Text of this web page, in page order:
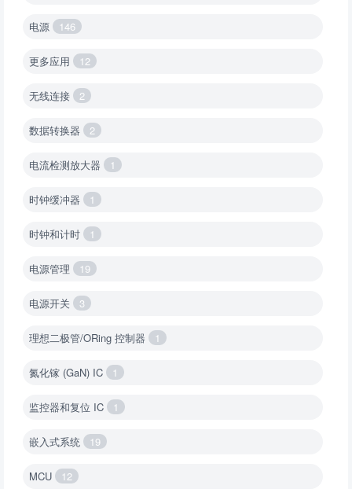
电源 146
更多应用 12
无线连接 2
数据转换器 2
电流检测放大器 1
时钟缓冲器 1
时钟和计时 1
电源管理 19
电源开关 3
理想二极管/ORing 控制器 1
氮化镓 (GaN) IC 1
监控器和复位 IC 1
嵌入式系统 19
MCU 12